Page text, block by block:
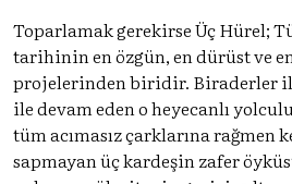
Toparlamak gerekirse Üç Hürel;
tarihinin en özgün, en dürüst ve en
projelerinden biridir. Biraderler
ile devam eden o heyecanlı
tüm acımasız çarklarına rağmen
sapmayan üç kardeşin zafer